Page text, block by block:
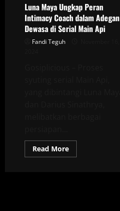
Luna Maya Ungkap Peran
Intimacy Coach dalam Adegan
Dewasa di Serial Main Api
Fandi Teguh
Read MoreRead
more